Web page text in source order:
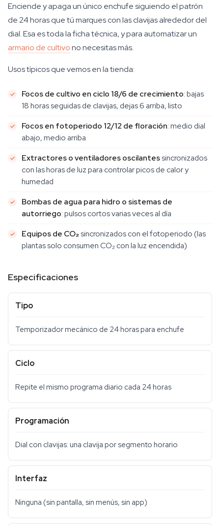
Enciende y apaga un único enchufe siguiendo el patrón
de 24 horas que tú marques con las clavijas alrededor del
dial. Esa es toda la ficha técnica, y para automatizar un
armario de cultivono necesitas más.
Usos típicos que vemos en la tienda:
Focos de cultivo en ciclo 18/6 de crecimiento: bajas
18 horas seguidas de clavijas, dejas 6 arriba, listo
Focos en fotoperiodo 12/12 de floración: medio dial
abajo, medio arriba
Extractores o ventiladores oscilantessincronizados
con las horas de luz para controlar picos de calor y
humedad
Bombas de agua para hidro o sistemas de
autorriego: pulsos cortos varias veces al día
Equipos de CO₂sincronizados con el fotoperiodo (las
plantas solo consumen CO₂ con la luz encendida)
Especificaciones
Tipo
Temporizador mecánico de 24 horas para enchufe
Ciclo
Repite el mismo programa diario cada 24 horas
Programación
Dial con clavijas: una clavija por segmento horario
Interfaz
Ninguna (sin pantalla, sin menús, sin app)